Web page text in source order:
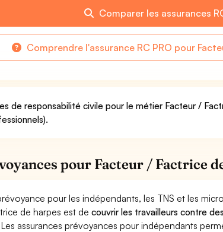
Comparer les assurances
Comprendre l'assurance RC PRO pour
de responsabilité civile pour le métier Facteur /
pour Facteur / Factrice
pour les indépendants, les TNS et les
de harpes est decouvrir les travailleurs contre
Les assurances prévoyances pour indépendants